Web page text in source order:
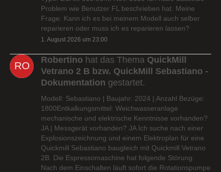
Problem wie Benutzer FL beschrieben hat. Meine
Frage: Kann ich es bei meinem Modell auch selber
reparieren oder muss ich es reparieren lassen?
1. August 2026 um 23:00
Robertino hat das Thema QuickMill
Vetrano 2 B bzw. QuickMill Sebastiano -
Dokumentation gestartet.
Modell: Sebastiano | Baujahr: 2024 | Anzahl Bezüge:
1800Entkalkungsmittel: Weichwasseranlage
mechanische und elektrische Kenntnisse vorhanden?
JA | Messgerät vorhanden? JA Ich suche nach einer
Explosionszeichnung und einem Elektroplan für eine
Quickmill Sebastiano baugleich mit Quickmill Vetrano
2B. Die Espressomaschine hat folgende Störung:
Nach dem Einschalten läuft sofort die Rotationspumpe